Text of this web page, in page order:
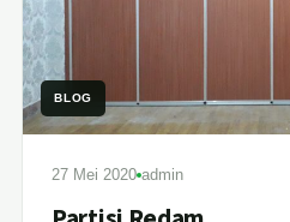
BLOG
27 Mei 2020 admin